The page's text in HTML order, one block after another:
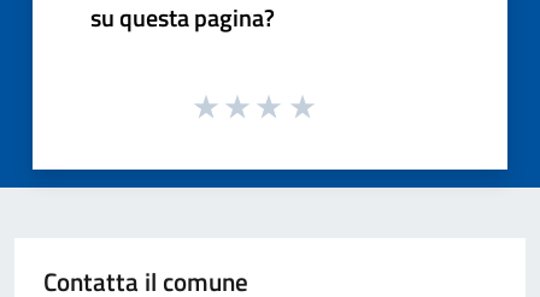
su questa pagina?
Contatta il comune